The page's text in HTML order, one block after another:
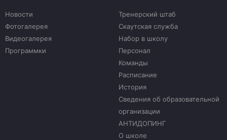
Новости
Фотогалерея
Видеогалерея
Программки
Тренерский штаб
Скаутская служба
Набор в школу
Персонал
Команды
Расписание
История
Сведения об образовательной
организации
АНТИДОПИНГ
О школе